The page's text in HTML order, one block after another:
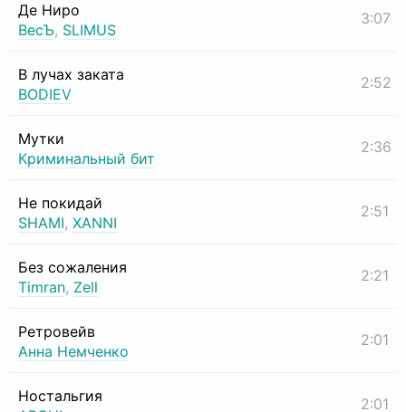
Де Ниро
ВесЪ, SLIMUS
3:07
В лучах заката
BODIEV
2:52
Мутки
Криминальный бит
2:36
Не покидай
SHAMI, XANNI
2:51
Без сожаления
Timran, Zell
2:21
Ретровейв
Анна Немченко
2:01
Ностальгия
2:01